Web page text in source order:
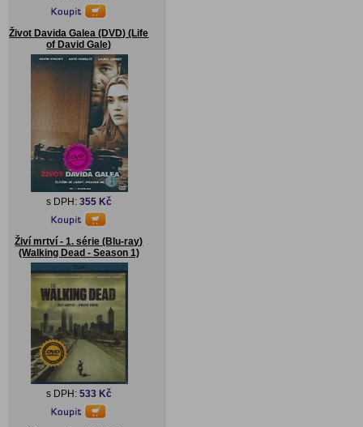
Život Davida Galea (DVD) (Life
of David Gale)
s DPH: 355 Kč
Živí mrtví - 1. série (Blu-ray)
(Walking Dead - Season 1)
s DPH: 533 Kč